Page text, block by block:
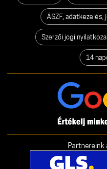
ÁSZF, adatkezelés,
Szerzői jogi
14
Partnereink